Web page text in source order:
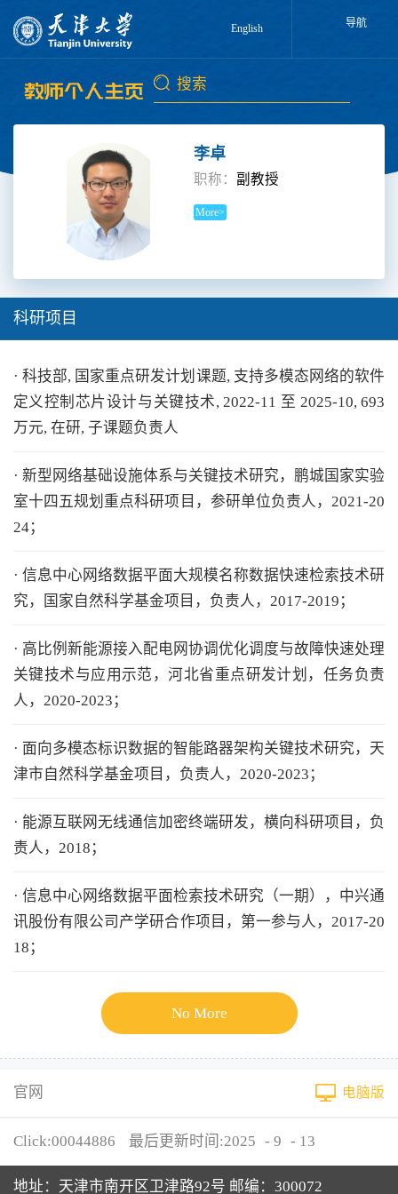
English 导航
李卓
职称： 副教授
More>
科研项目
· 科技部, 国家重点研发计划课题, 支持多模态网络的软件
定义控制芯片设计与关键技术, 2022-11 至 2025-10, 693
万元, 在研, 子课题负责人
· 新型网络基础设施体系与关键技术研究，鹏城国家实验
室十四五规划重点科研项目，参研单位负责人，2021-20
24；
· 信息中心网络数据平面大规模名称数据快速检索技术研
究，国家自然科学基金项目，负责人，2017-2019；
· 高比例新能源接入配电网协调优化调度与故障快速处理
关键技术与应用示范，河北省重点研发计划，任务负责
人，2020-2023；
· 面向多模态标识数据的智能路器架构关键技术研究，天
津市自然科学基金项目，负责人，2020-2023；
· 能源互联网无线通信加密终端研发，横向科研项目，负
责人，2018；
· 信息中心网络数据平面检索技术研究（一期），中兴通
讯股份有限公司产学研合作项目，第一参与人，2017-20
18；
No More
官网 电脑版
Click:00044886 最后更新时间:2025 - 9 - 13
地址：天津市南开区卫津路92号 邮编：300072